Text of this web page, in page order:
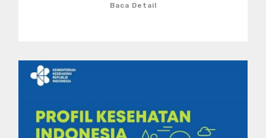
Baca Detail